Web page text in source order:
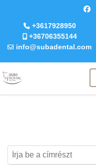
+3617928950
+36706355144
info@subadental.com
Írja be a címrészt
Keresés